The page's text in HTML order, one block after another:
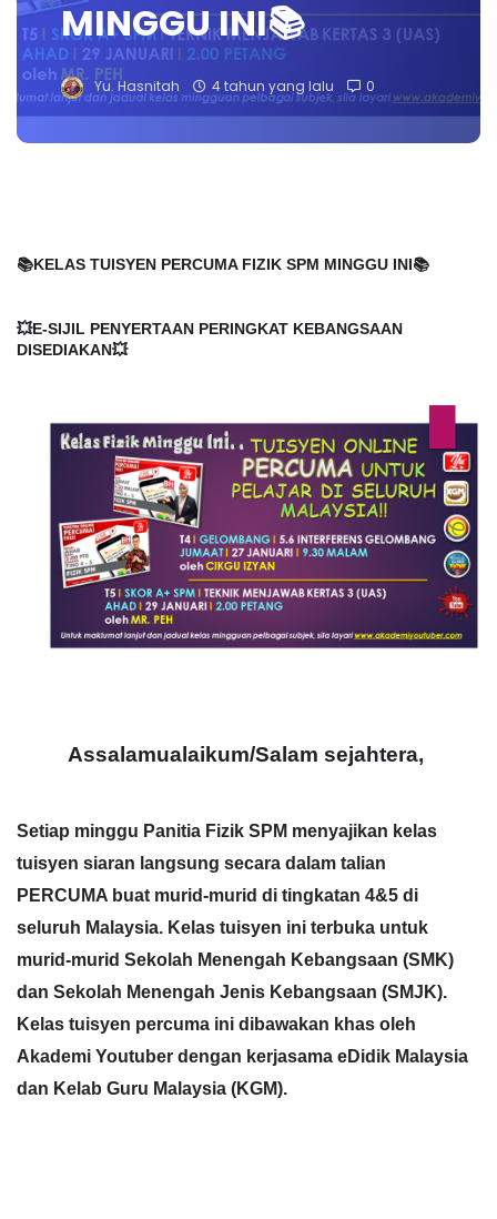
MINGGU INI📚
Yu. Hasnitah 4 tahun yang lalu 0
📚KELAS TUISYEN PERCUMA FIZIK SPM MINGGU INI📚
💥E-SIJIL PENYERTAAN PERINGKAT KEBANGSAAN
DISEDIAKAN💥
Assalamualaikum/Salam sejahtera,
Setiap minggu Panitia Fizik SPM menyajikan kelas
tuisyen siaran langsung secara dalam talian
PERCUMA buat murid-murid di tingkatan 4&5 di
seluruh Malaysia. Kelas tuisyen ini terbuka untuk
murid-murid Sekolah Menengah Kebangsaan (SMK)
dan Sekolah Menengah Jenis Kebangsaan (SMJK).
Kelas tuisyen percuma ini dibawakan khas oleh
Akademi Youtuber dengan kerjasama eDidik Malaysia
dan Kelab Guru Malaysia (KGM).